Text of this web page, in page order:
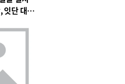
잇단 대피